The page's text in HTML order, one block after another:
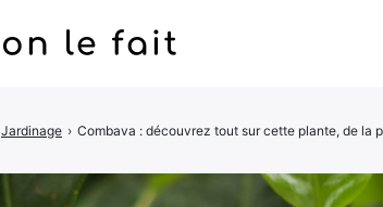
Jardinage › Combava : découvrez tout sur cette plante, de la
Rechercher